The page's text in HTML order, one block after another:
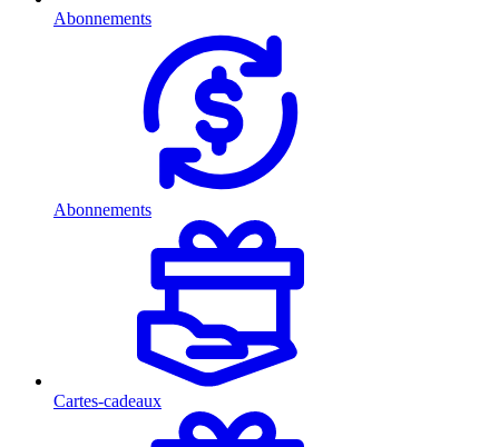
Abonnements
Abonnements
Cartes-cadeaux